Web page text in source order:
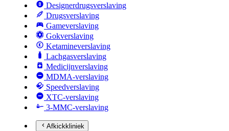
Designerdrugsverslaving
Drugsverslaving
Gameverslaving
Gokverslaving
Ketamineverslaving
Lachgasverslaving
Medicijnverslaving
MDMA-verslaving
Speedverslaving
XTC-verslaving
3-MMC-verslaving
Afkickkliniek